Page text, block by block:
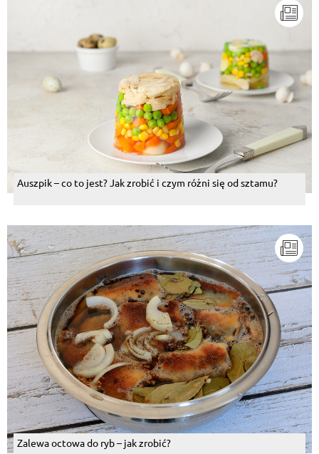
Auszpik – co to jest? Jak zrobić i czym różni się od sztamu?
Zalewa octowa do ryb – jak zrobić?